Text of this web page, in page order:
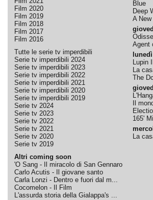
Film 2020
Film 2019
Film 2018
Film 2017
Film 2016
Tutte le serie tv imperdibili
Serie tv imperdibili 2024
Serie tv imperdibili 2023
Serie tv imperdibili 2022
Serie tv imperdibili 2021
Serie tv imperdibili 2020
Serie tv imperdibili 2019
Serie tv 2024
Serie tv 2023
Serie tv 2022
Serie tv 2021
Serie tv 2020
Serie tv 2019
Altri coming soon
'O Sang - Il miracolo di San Gennaro
Carlo Acutis - Il giovane santo
Carla Lonzi - Dentro e fuori dal m...
Cocomelon - Il Film
L'assurda storia della Gialappa's ...
Blue
Deep
A New
Agent
Lupin
La
The
Il
165'
La